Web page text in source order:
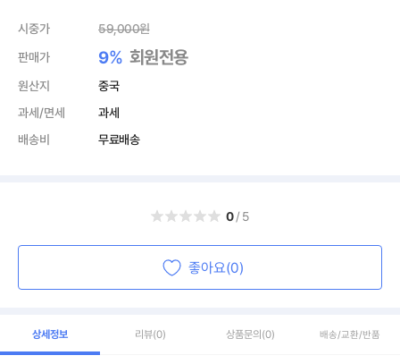
시중가 59,000원
판매가
9% 회원전용
원산지
중국
과세/면세
과세
배송비
무료배송
0/5
좋아요(0)
상세정보 리뷰(0) 상품문의 (0) 배송/교환/반품